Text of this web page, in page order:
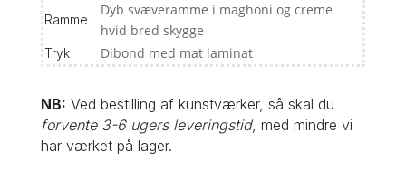
Ramme
Dyb svæveramme i maghoni og creme
hvid bred skygge
Tryk Dibond med mat laminat
NB: Ved bestilling af kunstværker, så skal du
forvente 3-6 ugers leveringstid, med mindre vi
har værket på lager.